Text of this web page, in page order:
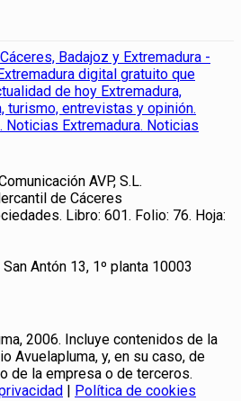
AVP, S.L.
de Cáceres
Libro: 601. Folio: 76. Hoja:
Antón 13, 1º planta 10003
2006. Incluye contenidos de la
Avuelapluma, y, en su caso, de
de la empresa o de terceros.
| Política de cookies